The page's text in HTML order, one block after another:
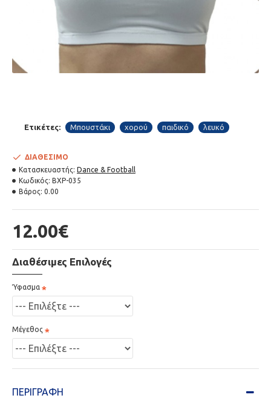
Ετικέτες: Μπουστάκι χορού παιδικό λευκό
12.00€
ΔΙΑΘΈΣΙΜΟ
Κατασκευαστής: Dance & Football
Κωδικός: BXP-035
Βάρος: 0.00
Διαθέσιμες Επιλογές
Ύφασμα
Μέγεθος
ΠΕΡΙΓΡΑΦΉ